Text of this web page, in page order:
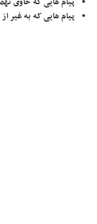
پیام هایی که به غیر